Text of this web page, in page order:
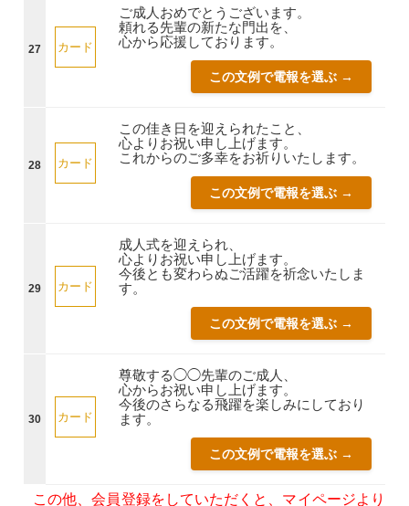
27 カード
ご成人おめでとうございます。
頼れる先輩の新たな門出を、
心から応援しております。
この文例で電報を選ぶ →
28 カード
この佳き日を迎えられたこと、
心よりお祝い申し上げます。
これからのご多幸をお祈りいたします。
この文例で電報を選ぶ →
29 カード
成人式を迎えられ、
心よりお祝い申し上げます。
今後とも変わらぬご活躍を祈念いたしま
す。
この文例で電報を選ぶ →
30 カード
尊敬する◯◯先輩のご成人、
心からお祝い申し上げます。
今後のさらなる飛躍を楽しみにしており
ます。
この文例で電報を選ぶ →
この他、会員登録をしていただくと、マイページより